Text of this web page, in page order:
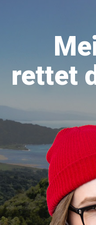
rettet